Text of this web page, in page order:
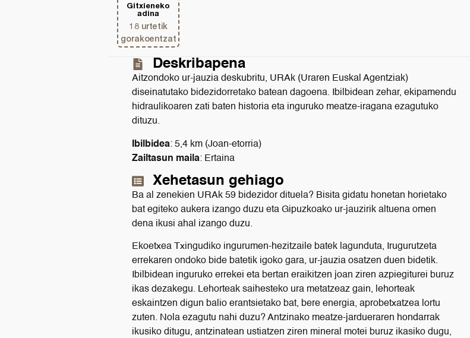
Gitxieneko
adina
18 urtetik
gorakoentzat
Deskribapena
Aitzondoko ur-jauzia deskubritu, URAk (Uraren Euskal Agentziak)
diseinatutako bidezidorretako batean dagoena. Ibilbidean zehar, ekipamendu
hidraulikoaren zati baten historia eta inguruko meatze-iragana ezagutuko
dituzu.
Ibilbidea: 5,4 km (Joan-etorria)
Zailtasun maila: Ertaina
Xehetasun gehiago
Ba al zenekien URAk 59 bidezidor dituela? Bisita gidatu honetan horietako
bat egiteko aukera izango duzu eta Gipuzkoako ur-jauzirik altuena omen
dena ikusi ahal izango duzu.
Ekoetxea Txingudiko ingurumen-hezitzaile batek lagunduta, Irugurutzeta
errekaren ondoko bide batetik igoko gara, ur-jauzia osatzen duen bidetik.
Ibilbidean inguruko errekei eta bertan eraikitzen joan ziren azpiegiturei buruz
ikas dezakegu. Lehorteak saihesteko ura metatzeaz gain, lehorteak
eskaintzen digun balio erantsietako bat, bere energia, aprobetxatzea lortu
zuten. Nola ezagutu nahi duzu? Antzinako meatze-jardueraren hondarrak
ikusiko ditugu, antzinatean ustiatzen ziren mineral motei buruz ikasiko dugu,